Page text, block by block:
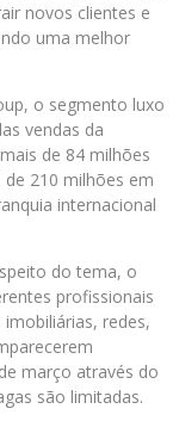
novos clientes e
uma melhor
o segmento luxo
vendas da
de 84 milhões
210 milhões em
internacional
do tema, o
profissionais
redes,
março através do
são limitadas.